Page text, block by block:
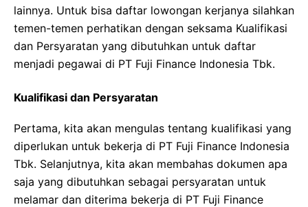
lainnya. Untuk bisa daftar lowongan kerjanya silahkan
temen-temen perhatikan dengan seksama Kualifikasi
dan Persyaratan yang dibutuhkan untuk daftar
menjadi pegawai di PT Fuji Finance Indonesia Tbk.
Kualifikasi dan Persyaratan
Pertama, kita akan mengulas tentang kualifikasi yang
diperlukan untuk bekerja di PT Fuji Finance Indonesia
Tbk. Selanjutnya, kita akan membahas dokumen apa
saja yang dibutuhkan sebagai persyaratan untuk
melamar dan diterima bekerja di PT Fuji Finance